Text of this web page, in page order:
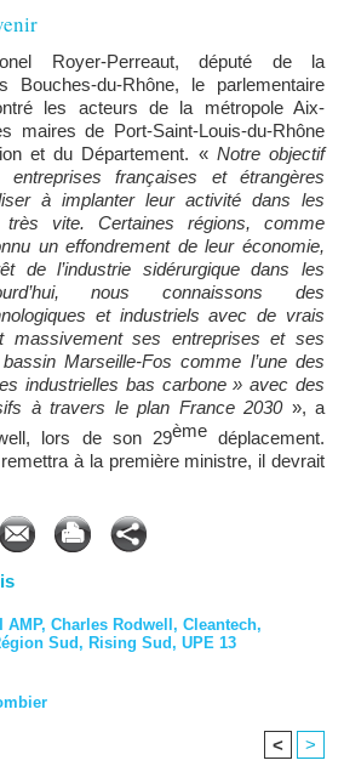
Bouches-du-Rhône, le parlementaire
les acteurs de la métropole Aix-
maires de Port-Saint-Louis-du-Rhône
et du Département. « Notre objectif
françaises et étrangères
à implanter leur activité dans les
vite. Certaines régions, comme
un effondrement de leur économie,
de l’industrie sidérurgique dans les
nous connaissons des
et industriels avec de vrais
massivement ses entreprises et ses
Marseille-Fos comme l’une des
industrielles bas carbone » avec des
à travers le plan France 2030», a
lors de son 29èmedéplacement.
à la première ministre, il devrait
AMP, Charles Rodwell, Cleantech,
Sud, Rising Sud, UPE 13
< >